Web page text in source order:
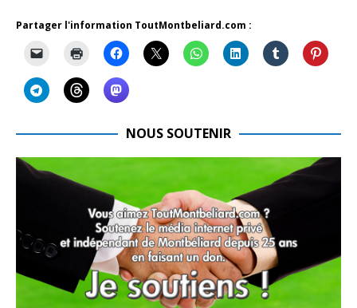
Partager l'information ToutMontbeliard.com :
NOUS SOUTENIR